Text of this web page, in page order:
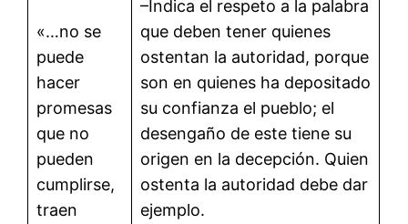
«…no se
puede
hacer
promesas
que no
pueden
cumplirse,
traen
–Indica el respeto a la palabra
que deben tener quienes
ostentan la autoridad, porque
son en quienes ha depositado
su confianza el pueblo; el
desengaño de este tiene su
origen en la decepción. Quien
ostenta la autoridad debe dar
ejemplo.